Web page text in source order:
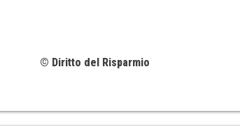
© Diritto del Risparmio